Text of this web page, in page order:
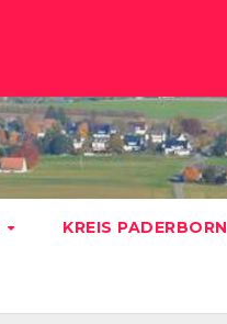
KREIS PADERBORN